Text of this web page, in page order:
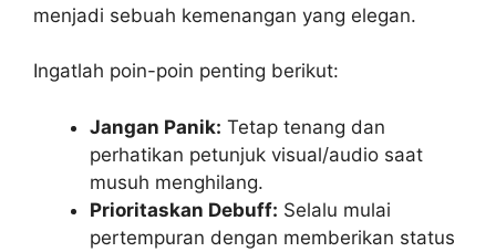
menjadi sebuah kemenangan yang elegan.
Ingatlah poin-poin penting berikut:
Jangan Panik: Tetap tenang dan
perhatikan petunjuk visual/audio saat
musuh menghilang.
Prioritaskan Debuff: Selalu mulai
pertempuran dengan memberikan status